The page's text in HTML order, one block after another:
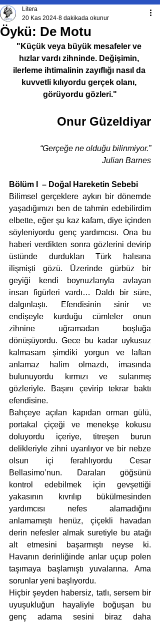
Öykü: De Motu
Litera
20 Kas 2024 8 dakikada okunur
"Küçük veya büyük mesafeler ve
hızlar vardı zihninde. Değişimin,
ilerleme ihtimalinin zayıflığı nasıl da
kuvvetli kılıyordu gerçek olanı,
görüyordu gözleri."
Onur Güzeldiyar
“Gerçeğe ne olduğu bilinmiyor.”
Julian Barnes
Bölüm I  – Doğal Hareketin Sebebi
Bilimsel gerçeklere aykırı bir dönemde
yaşadığımızı ben de tahmin edebilirdim
elbette, eğer şu kaz kafam, diye içinden
söyleniyordu genç yardımcısı. Ona bu
haberi verdikten sonra gözlerini devirip
üstünde durdukları Türk halısına
ilişmişti gözü. Üzerinde gürbüz bir
geyiği kendi boynuzlarıyla avlayan
insan figürleri vardı… Daldı bir süre,
dalgınlaştı. Efendisinin sinir ve
endişeyle kurduğu cümleler onun
zihnine uğramadan boşluğa
dönüşüyordu. Gece bu kadar uykusuz
kalmasam şimdiki yorgun ve laftan
anlamaz halim olmazdı, imasında
bulunuyordu kırmızı ve sulanmış
gözleriyle. Başını çevirip tekrar baktı
efendisine.
Bahçeye açılan kapıdan orman gülü,
portakal çiçeği ve menekşe kokusu
doluyordu içeriye, titreşen burun
delikleriyle zihni uyarılıyor ve bir nebze
olsun içi ferahlıyordu Cesar
Bellasimo’nun. Daralan göğsünü
kontrol edebilmek için gevşettiği
yakasının kıvrılıp bükülmesinden
yardımcısı nefes alamadığını
anlamamıştı henüz, çiçekli havadan
derin nefesler almak suretiyle bu atağı
alt etmesini başarmıştı neyse ki.
Havanın derinliğinde arılar uçup polen
taşımaya başlamıştı yuvalarına. Ama
sorunlar yeni başlıyordu.
Hiçbir şeyden habersiz, tatlı, sersem bir
uyuşukluğun hayaliyle boğuşan bu
genç adama sesini biraz daha